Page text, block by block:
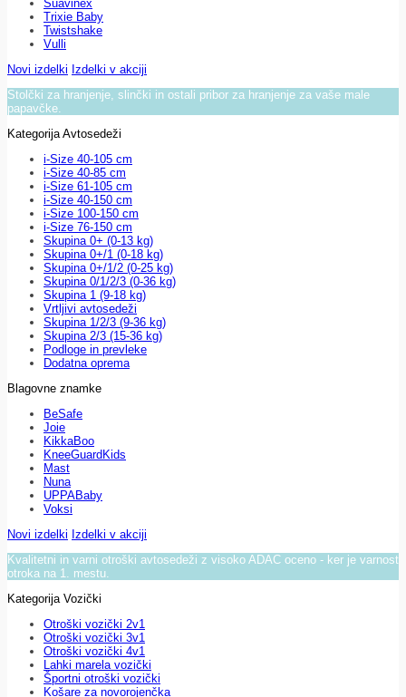
Suavinex
Trixie Baby
Twistshake
Vulli
Novi izdelki Izdelki v akciji
Stolčki za hranjenje, slinčki in ostali pribor za hranjenje za vaše male
papavčke.
Kategorija Avtosedeži
i-Size 40-105 cm
i-Size 40-85 cm
i-Size 61-105 cm
i-Size 40-150 cm
i-Size 100-150 cm
i-Size 76-150 cm
Skupina 0+ (0-13 kg)
Skupina 0+/1 (0-18 kg)
Skupina 0+/1/2 (0-25 kg)
Skupina 0/1/2/3 (0-36 kg)
Skupina 1 (9-18 kg)
Vrtljivi avtosedeži
Skupina 1/2/3 (9-36 kg)
Skupina 2/3 (15-36 kg)
Podloge in prevleke
Dodatna oprema
Blagovne znamke
BeSafe
Joie
KikkaBoo
KneeGuardKids
Mast
Nuna
UPPABaby
Voksi
Novi izdelki Izdelki v akciji
Kvalitetni in varni otroški avtosedeži z visoko ADAC oceno - ker je varnost
otroka na 1. mestu.
Kategorija Vozički
Otroški vozički 2v1
Otroški vozički 3v1
Otroški vozički 4v1
Lahki marela vozički
Športni otroški vozički
Košare za novorojenčka